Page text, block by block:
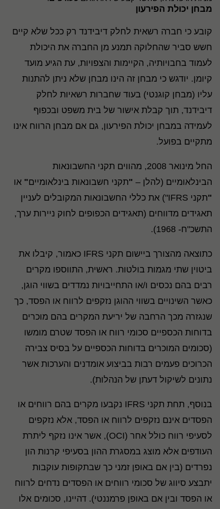
מבחן יכולת הפירעון
קובע כי חברה רשאית לחלק דיבידנד רק ככל שלא קיים
חשש סביר שהחלוקה תמנע מן החברה את היכולת
לעמוד בחבויותיה, הקיימות והצפויות, עת הגיע מועד
קיומן. יודגש כי מבחן זה הינו מבחן שלא ניתן להתנות
עליו (מבחן קוגנטי) בעוד שחברות רשאיות לחלק
דיבידנד, תוך קבלת אישור של בית משפט ובכפוף
לעמידה במבחן יכולת הפירעון, גם אם מבחן הרווח אינו
מתקיים בפועל.
החל מינואר 2008, מהווים תקני החשבונאות
הבינלאומיים (להלן – "תקני חשבונאות בינלאומיים" או
"
תקני IFRS") את כללי החשבונאות המקובלים לעניין
תאגידים מדווחים (תאגידים הכפופים לחוק ניירות ערך,
התשכ"ח- 1968).
כתוצאה מהצורך ביישום תקני IFRS כאמור, קיבלו את
ביטוין שתי מגמות בולטות. ראשית, התווספו מקרים
רבים בהם נכסים ו/או התחייבויות נמדדים בשווי הוגן,
כאשר השינויים בשווי ההוגן נזקפים לרווח או הפסד, כך
שנגזרה מכך הרחבה של יריעת המקרים בהם מוכרים
בדוחות הכספיים סכומי רווח או הפסד שטרם מומשו
(סכומים המוכרים בדוחות הכספיים על בסיס צבירה
הכרוכים פעמים רבות בביצוע אומדנים והערכות אשר
נתונים לשיקול דעתן של הנהלות).
בנוסף, תחת תקני IFRS נקבעו מקרים בהם רווחים או
הפסדים אינם נזקפים לרווח או הפסד, אלא נזקפים
לסעיפי רווח כולל אחר (OCI), אשר אינו נזקף ליתרת
העודפים אלא מוצג במסגרת ההון בסעיפי קרנות הון
נפרדים (בין אם באופן זמני כך שבתקופות עוקבות
יתבצע סיווג של סכומי רווחים או הפסדים נדחים לרווח
או הפסד ובין אם באופן פרמננטי). דהיינו, סכומים אלו